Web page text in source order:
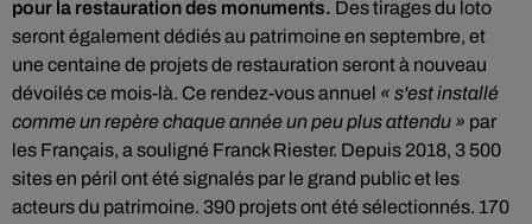
pour la restauration des monuments. Des tirages du loto
seront également dédiés au patrimoine en septembre, et
une centaine de projets de restauration seront à nouveau
dévoilés ce mois-là. Ce rendez-vous annuel « s'est installé
comme un repère chaque année un peu plus attendu » par
les Français, a souligné Franck Riester. Depuis 2018, 3 500
sites en péril ont été signalés par le grand public et les
acteurs du patrimoine. 390 projets ont été sélectionnés. 170